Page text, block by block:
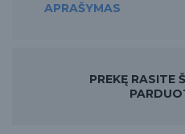
APRAŠYMAS
PREKĘ RASITE